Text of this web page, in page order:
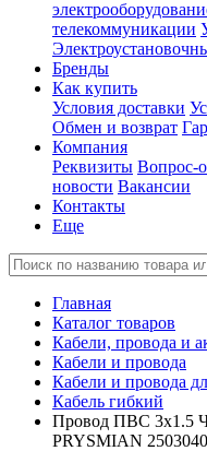
телекоммуникации
Бренды
Как купить
Условия доставки
Обмен и возврат
Компания
Реквизиты Вопрос-
новости Вакансии
Контакты
Еще
Главная
Каталог товаров
Кабели, провода и
Кабели и провода
Кабели и провода
Кабель гибкий
Провод ПВС 3х1.5
PRYSMIAN